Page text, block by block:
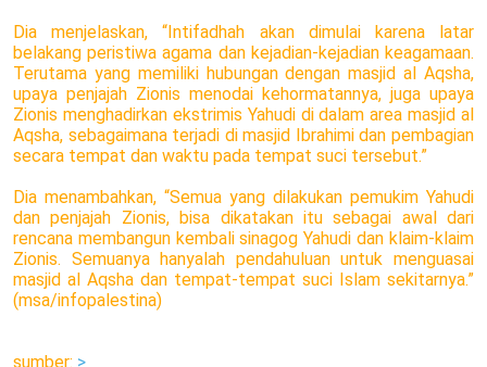
Dia menjelaskan, “Intifadhah akan dimulai karena latar
belakang peristiwa agama dan kejadian-kejadian keagamaan.
Terutama yang memiliki hubungan dengan masjid al Aqsha,
upaya penjajah Zionis menodai kehormatannya, juga upaya
Zionis menghadirkan ekstrimis Yahudi di dalam area masjid al
Aqsha, sebagaimana terjadi di masjid Ibrahimi dan pembagian
secara tempat dan waktu pada tempat suci tersebut.”
Dia menambahkan, “Semua yang dilakukan pemukim Yahudi
dan penjajah Zionis, bisa dikatakan itu sebagai awal dari
rencana membangun kembali sinagog Yahudi dan klaim-klaim
Zionis. Semuanya hanyalah pendahuluan untuk menguasai
masjid al Aqsha dan tempat-tempat suci Islam sekitarnya.”
(msa/infopalestina)
sumber: >